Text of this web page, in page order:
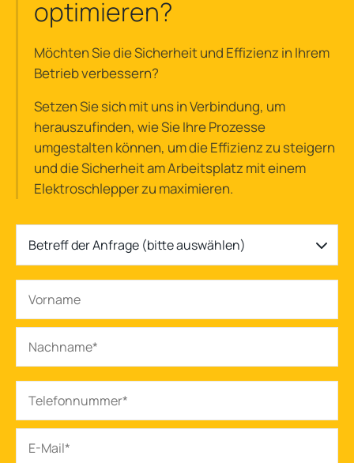
optimieren?
Möchten Sie die Sicherheit und Effizienz in Ihrem
Betrieb verbessern?
Setzen Sie sich mit uns in Verbindung, um
herauszufinden, wie Sie Ihre Prozesse
umgestalten können, um die Effizienz zu steigern
und die Sicherheit am Arbeitsplatz mit einem
Elektroschlepper zu maximieren.
Betreff der Anfrage (bitte auswählen)